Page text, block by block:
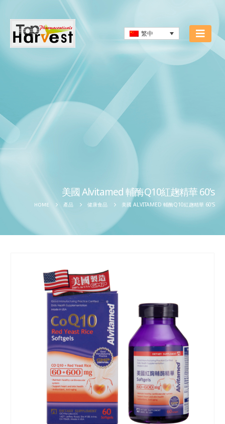
繁中
美國 Alvitamed 輔酶Q10紅趜精華 60’s
HOME 產品 健康食品 美國 ALVITAMED 輔酶Q10紅趜精華 60’S